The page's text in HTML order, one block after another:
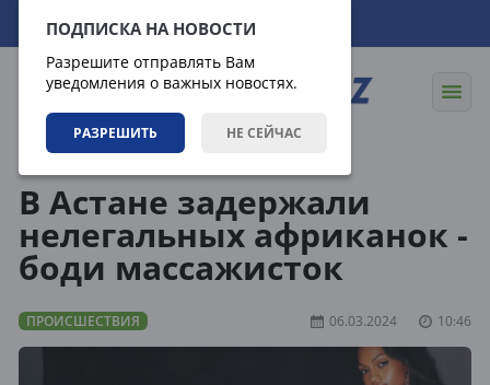
ПОДПИСКА НА НОВОСТИ
Разрешите отправлять Вам
уведомления о важных новостях.
РАЗРЕШИТЬ НЕ СЕЙЧАС
09.08.2026 06:57:11
В Астане задержали
нелегальных африканок -
боди массажисток
ПРОИСШЕСТВИЯ 06.03.2024 10:46